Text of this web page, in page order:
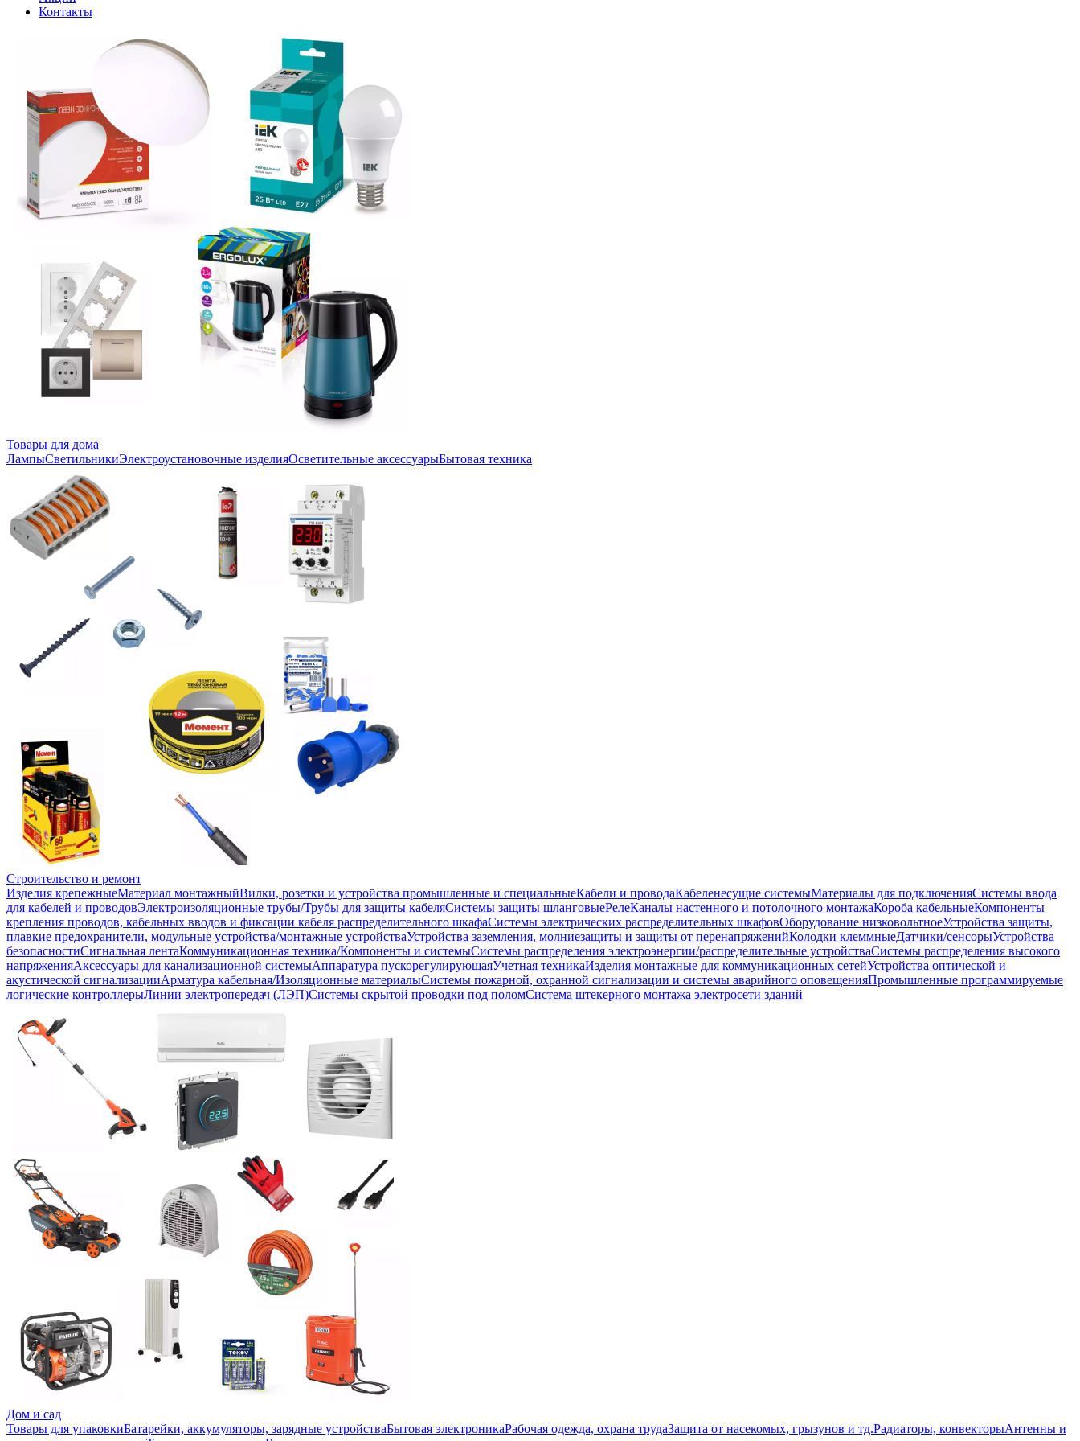
Контакты
Товары для дома
ЛампыСветильникиЭлектроустановочные изделияОсветительные аксессуарыБытовая техника
Строительство и ремонт
Изделия крепежныеМатериал монтажныйВилки, розетки и устройства промышленные и специальныеКабели и проводаКабеленесущие системыМатериалы для подключенияСистемы ввода
для кабелей и проводовЭлектроизоляционные трубы/Трубы для защиты кабеляСистемы защиты шланговыеРелеКаналы настенного и потолочного монтажаКороба кабельныеКомпоненты
крепления проводов, кабельных вводов и фиксации кабеля распределительного шкафаСистемы электрических распределительных шкафовОборудование низковольтноеУстройства защиты,
плавкие предохранители, модульные устройства/монтажные устройстваУстройства заземления, молниезащиты и защиты от перенапряженийКолодки клеммныеДатчики/сенсорыУстройства
безопасностиСигнальная лентаКоммуникационная техника/Компоненты и системыСистемы распределения электроэнергии/распределительные устройстваСистемы распределения высокого
напряженияАксессуары для канализационной системыАппаратура пускорегулирующаяУчетная техникаИзделия монтажные для коммуникационных сетейУстройства оптической и
акустической сигнализацииАрматура кабельная/Изоляционные материалыСистемы пожарной, охранной сигнализации и системы аварийного оповещенияПромышленные программируемые
логические контроллерыЛинии электропередач (ЛЭП)Системы скрытой проводки под поломСистема штекерного монтажа электросети зданий
Дом и сад
Товары для упаковкиБатарейки, аккумуляторы, зарядные устройстваБытовая электроникаРабочая одежда, охрана трудаЗащита от насекомых, грызунов и тд.Радиаторы, конвекторыАнтенны и